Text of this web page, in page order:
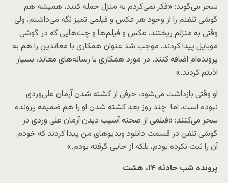
سحر می‌گوید: «فکر نمی‌کردم به منزل حمله کنند، همیشه هم
گوشی تلفنم را از وجود هر عکس و فیلمی تمیز نگه می‌داشتم، ولی
وقتی به منزلم ریختند، عکس و فیلم‌ها و چت‌هایی که در گوشی
موبایل پیدا کردند، موجب شد عنوان همکاری با معاندین را هم به
پرونده‌ام اضافه کنند. در مورد همکاری با رسانه‌های معاند، بسیار
اذیتم کردند.»
او وقتی بازداشت می‌شود، حرفی از کشته شدن آرمان علی‌وردی
نبوده است، اما چند روز بعد کشته شدن او را هم ضمیمه پرونده
سحر می‌کنند: «فیلمی از صحنه آسیب دیدن آرمان علی وردی در
گوشی تلفن در قسمت دانلود ویدیوهای من پیدا کردند که خودم
آن را ثبت نکرده بودم، بلکه از جایی گرفته بودم.»
پرونده شب حادثه ۱۴، هشت